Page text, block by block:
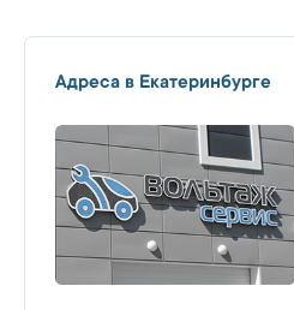
Адреса в Екатеринбурге